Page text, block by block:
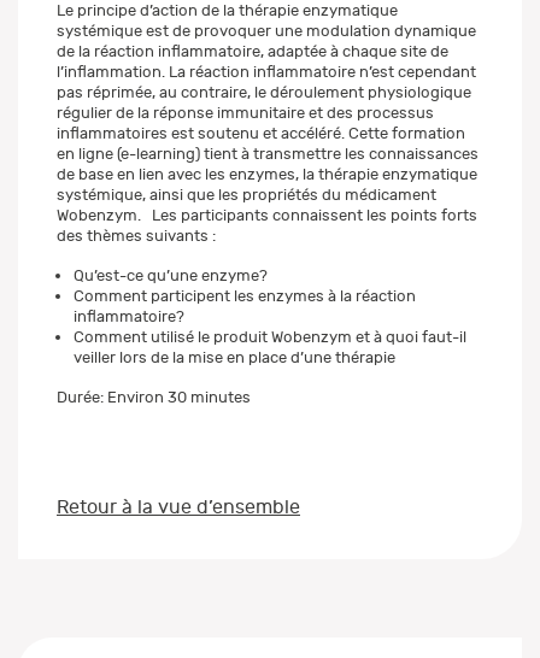
Le principe d’action de la thérapie enzymatique
systémique est de provoquer une modulation dynamique
de la réaction inflammatoire, adaptée à chaque site de
l’inflammation. La réaction inflammatoire n’est cependant
pas réprimée, au contraire, le déroulement physiologique
régulier de la réponse immunitaire et des processus
inflammatoires est soutenu et accéléré. Cette formation
en ligne (e-learning) tient à transmettre les connaissances
de base en lien avec les enzymes, la thérapie enzymatique
systémique, ainsi que les propriétés du médicament
Wobenzym. Les participants connaissent les points forts
des thèmes suivants :
Qu’est-ce qu’une enzyme?
Comment participent les enzymes à la réaction
inflammatoire?
Comment utilisé le produit Wobenzym et à quoi faut-il
veiller lors de la mise en place d’une thérapie
Durée: Environ 30 minutes
Retour à la vue d’ensemble